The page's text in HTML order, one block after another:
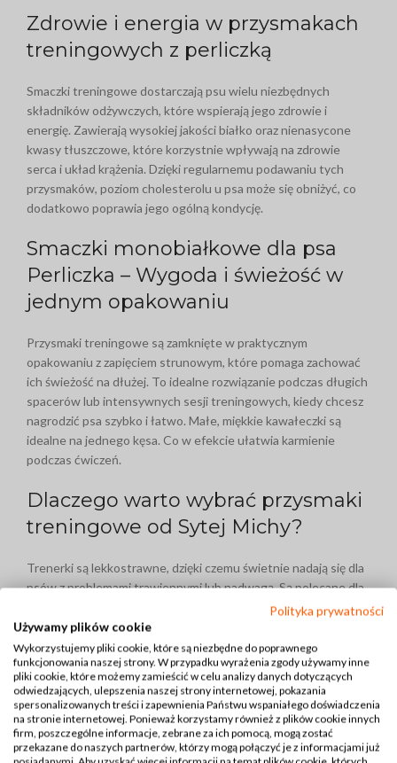
Zdrowie i energia w przysmakach
treningowych z perliczką
Smaczki treningowe dostarczają psu wielu niezbędnych
składników odżywczych, które wspierają jego zdrowie i
energię. Zawierają wysokiej jakości białko oraz nienasycone
kwasy tłuszczowe, które korzystnie wpływają na zdrowie
serca i układ krążenia. Dzięki regularnemu podawaniu tych
przysmaków, poziom cholesterolu u psa może się obniżyć, co
dodatkowo poprawia jego ogólną kondycję.
Smaczki monobiałkowe dla psa
Perliczka – Wygoda i świeżość w
jednym opakowaniu
Przysmaki treningowe są zamknięte w praktycznym
opakowaniu z zapięciem strunowym, które pomaga zachować
ich świeżość na dłużej. To idealne rozwiązanie podczas długich
spacerów lub intensywnych sesji treningowych, kiedy chcesz
nagrodzić psa szybko i łatwo. Małe, miękkie kawałeczki są
idealne na jednego kęsa. Co w efekcie ułatwia karmienie
podczas ćwiczeń.
Dlaczego warto wybrać przysmaki
treningowe od Sytej Michy?
Trenerki są lekkostrawne, dzięki czemu świetnie nadają się dla
psów z problemami trawiennymi lub nadwagą. Są polecane dla
psów na każdym etapie życia, co sprawia, że możesz je
podawać zarówno szczeniakom, jak i starszym psom.
Dodatkowo, wysokiej jakości składniki wspierają zdrowy
rozwój i dostarczają niezbędnej energii każdego dnia.
Przysmaki treningowe – naturalny
wybór
Polityka prywatności
Używamy plików cookie
Wykorzystujemy pliki cookie, które są niezbędne do poprawnego
funkcjonowania naszej strony. W przypadku wyrażenia zgody używamy inne
pliki cookie, które możemy zamieścić w celu analizy danych dotyczących
odwiedzających, ulepszenia naszej strony internetowej, pokazania
spersonalizowanych treści i zapewnienia Państwu wspaniałego doświadczenia
na stronie internetowej. Ponieważ korzystamy również z plików cookie innych
firm, poszczególne informacje, zebrane za ich pomocą, mogą zostać
przekazane do naszych partnerów, którzy mogą połączyć je z informacjami już